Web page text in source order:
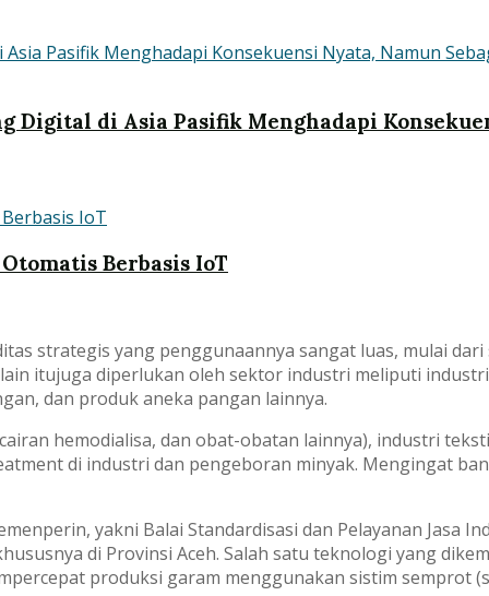
Digital di Asia Pasifik Menghadapi
Berbasis IoT
strategis yang penggunaannya sangat luas, mulai
itujuga diperlukan oleh sektor industri meliputi
dan produk aneka pangan lainnya.
hemodialisa, dan obat-obatan lainnya), industri
di industri dan pengeboran minyak. Mengingat
yakni Balai Standardisasi dan Pelayanan Jasa
di Provinsi Aceh. Salah satu teknologi yang
produksi garam menggunakan sistim semprot